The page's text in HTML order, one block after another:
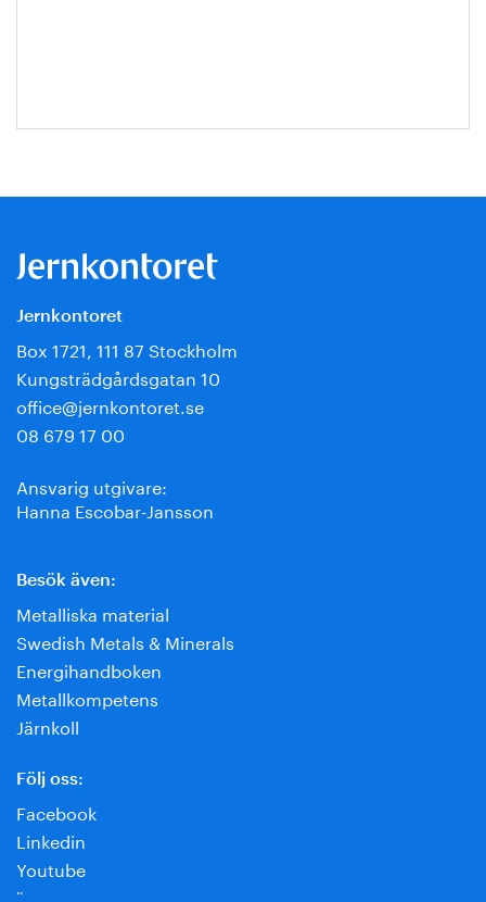
Jernkontoret
Box 1721, 111 87 Stockholm
Kungsträdgårdsgatan 10
office@jernkontoret.se
08 679 17 00
Ansvarig utgivare:
Hanna Escobar-Jansson
Besök även:
Metalliska material
Swedish Metals & Minerals
Energihandboken
Metallkompetens
Järnkoll
Följ oss:
Facebook
Linkedin
Youtube
¨